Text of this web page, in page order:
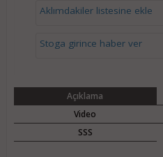
Aklımdakiler listesine ekle
Stoga girince haber ver
Açıklama
Video
SSS